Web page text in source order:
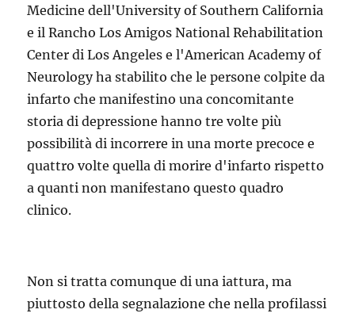
Medicine dell'University of Southern California
e il Rancho Los Amigos National Rehabilitation
Center di Los Angeles e l'American Academy of
Neurology ha stabilito che le persone colpite da
infarto che manifestino una concomitante
storia di depressione hanno tre volte più
possibilità di incorrere in una morte precoce e
quattro volte quella di morire d'infarto rispetto
a quanti non manifestano questo quadro
clinico.
Non si tratta comunque di una iattura, ma
piuttosto della segnalazione che nella profilassi